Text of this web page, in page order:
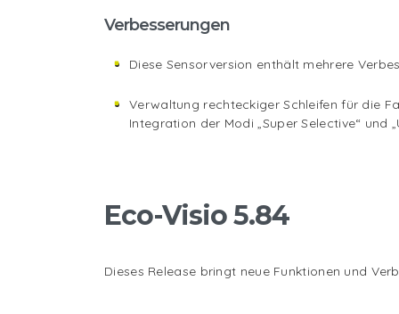
Verbesserungen
Diese Sensorversion enthält mehrere
Verwaltung rechteckiger Schleifen für die
Integration der Modi „Super Selective“
Eco-Visio 5.84
Dieses Release bringt neue Funktionen und